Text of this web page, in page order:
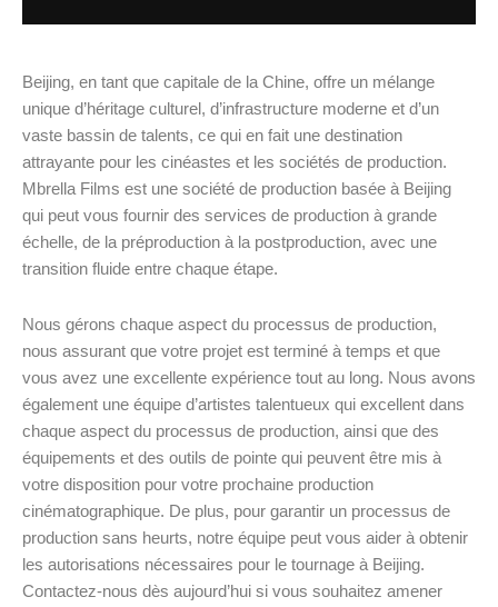
Beijing, en tant que capitale de la Chine, offre un mélange
unique d’héritage culturel, d’infrastructure moderne et d’un
vaste bassin de talents, ce qui en fait une destination
attrayante pour les cinéastes et les sociétés de production.
Mbrella Films est une société de production basée à Beijing
qui peut vous fournir des services de production à grande
échelle, de la préproduction à la postproduction, avec une
transition fluide entre chaque étape.
Nous gérons chaque aspect du processus de production,
nous assurant que votre projet est terminé à temps et que
vous avez une excellente expérience tout au long. Nous avons
également une équipe d’artistes talentueux qui excellent dans
chaque aspect du processus de production, ainsi que des
équipements et des outils de pointe qui peuvent être mis à
votre disposition pour votre prochaine production
cinématographique. De plus, pour garantir un processus de
production sans heurts, notre équipe peut vous aider à obtenir
les autorisations nécessaires pour le tournage à Beijing.
Contactez-nous dès aujourd’hui si vous souhaitez amener